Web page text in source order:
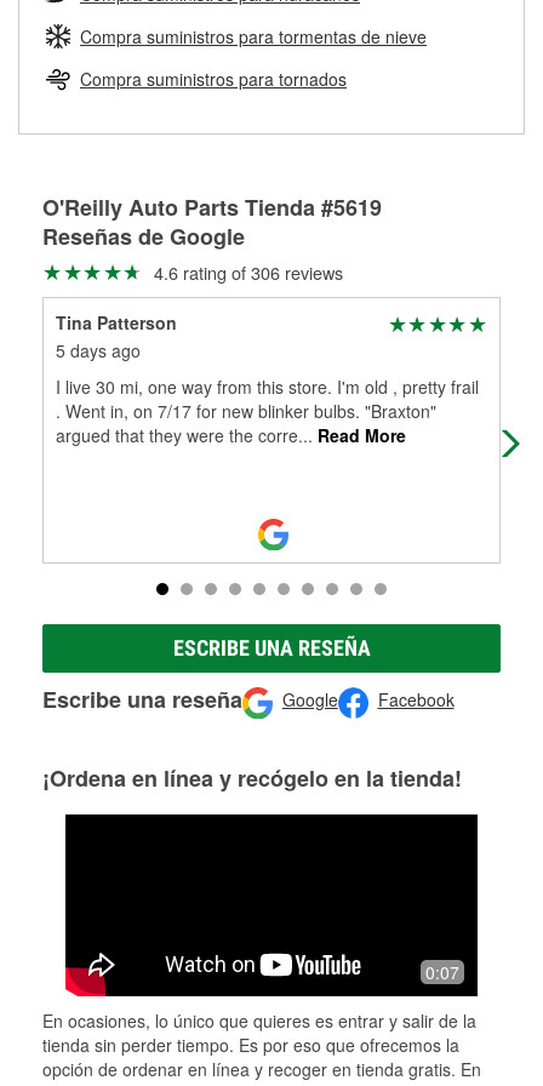
Herramientas de O'Reilly
pueden ser reutilizados, podemos ayudarte a encontrar las
partes de reemplazo correctas para tu reparación.
Rectificación de tambores y discos de freno
Compra suministros para tormentas de nieve
Compra suministros para tornados
O'Reilly Auto Parts Tienda #5619
Reseñas de Google
4.6 rating of 306 reviews
Tina Patterson
5 days ago
I live 30 mi, one way from this store. I'm old , pretty frail
. Went in, on 7/17 for new blinker bulbs. "Braxton"
argued that they were the corre... Read More
ESCRIBE UNA RESEÑA
Escribe una reseña Google Facebook
¡Ordena en línea y recógelo en la tienda!
0:07
En ocasiones, lo único que quieres es entrar y salir de la
tienda sin perder tiempo. Es por eso que ofrecemos la
opción de ordenar en línea y recoger en tienda gratis. En